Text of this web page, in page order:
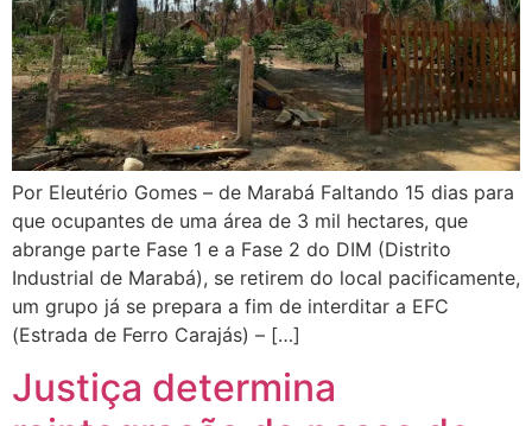
Por Eleutério Gomes – de Marabá Faltando 15 dias para
que ocupantes de uma área de 3 mil hectares, que
abrange parte Fase 1 e a Fase 2 do DIM (Distrito
Industrial de Marabá), se retirem do local pacificamente,
um grupo já se prepara a fim de interditar a EFC
(Estrada de Ferro Carajás) – […]
Justiça determina